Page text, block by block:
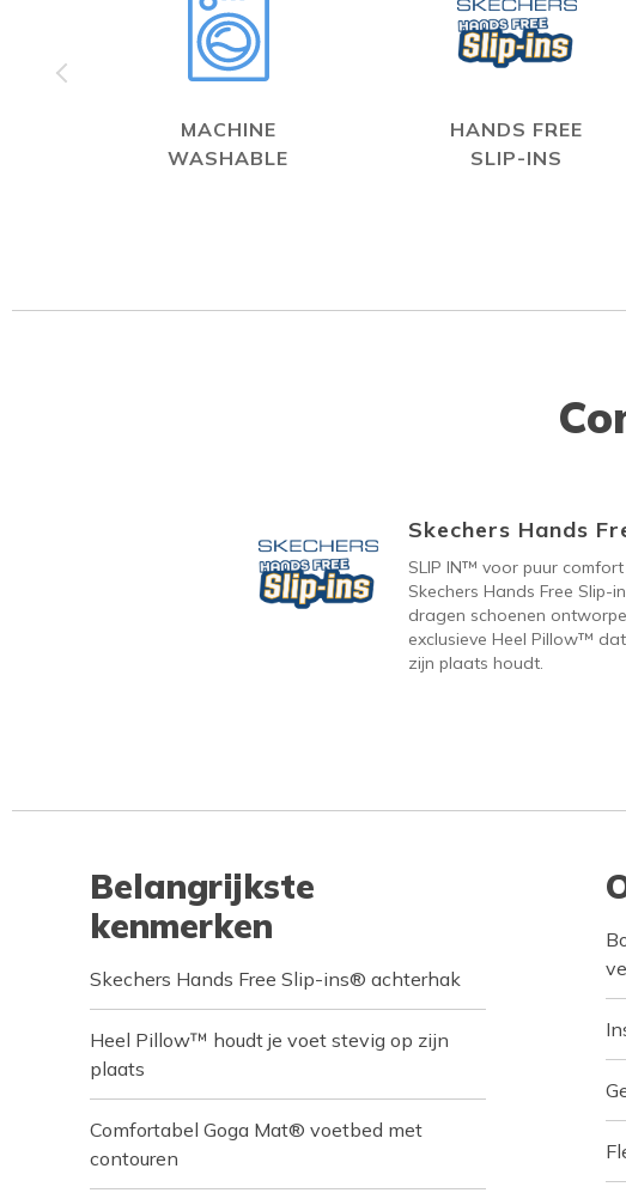
MACHINE
WASHABLE
HANDS FREE
SLIP-INS
Skechers Hands
SLIP IN™ voor puur
Skechers Hands Free Slip-
dragen schoenen
exclusieve Heel Pillow™
zijn plaats houdt.
Belangrijkste
kenmerken
Skechers Hands Free Slip-ins® achterhak
Heel Pillow™ houdt je voet stevig op zijn
plaats
Comfortabel Goga Mat® voetbed met
contouren